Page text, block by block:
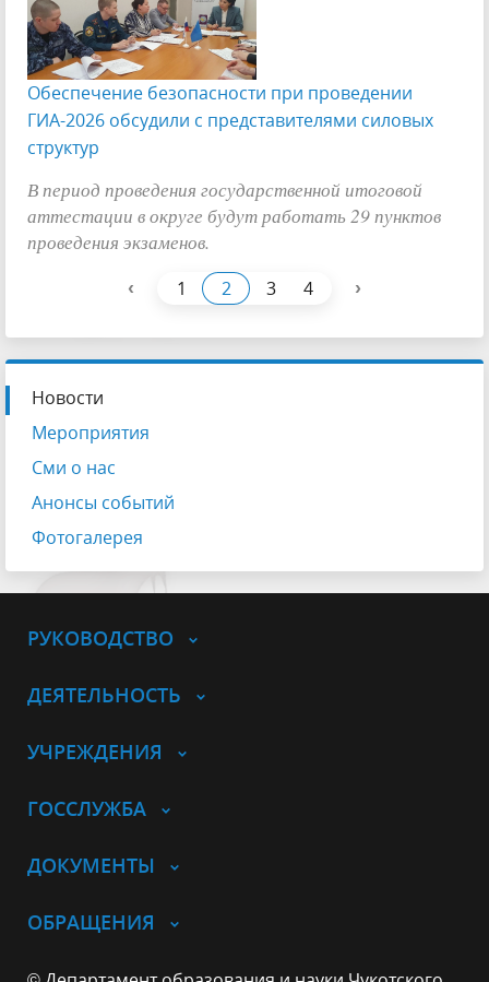
Обеспечение безопасности при проведении
ГИА-2026 обсудили с представителями силовых
структур
В период проведения государственной итоговой
аттестации в округе будут работать 29 пунктов
проведения экзаменов.
‹
1 2 3 4 ›
Новости
Мероприятия
Сми о нас
Анонсы событий
Фотогалерея
РУКОВОДСТВО
ДЕЯТЕЛЬНОСТЬ
УЧРЕЖДЕНИЯ
ГОССЛУЖБА
ДОКУМЕНТЫ
ОБРАЩЕНИЯ